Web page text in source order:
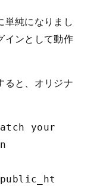
単純になりまし
インとして動作
ると、オリジナ
your
public_ht